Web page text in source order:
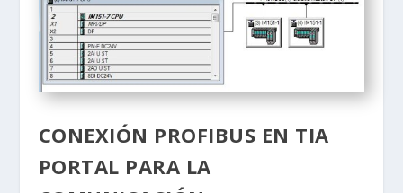
CONEXIÓN PROFIBUS EN TIA
PORTAL PARA LA